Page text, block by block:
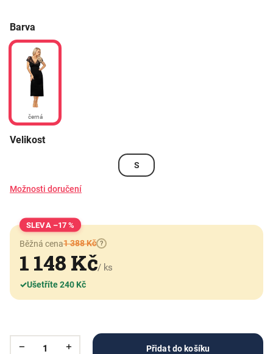
Barva
černá
Velikost
S
Možnosti doručení
–17 %
Běžná cena1 388 Kč ?
1 148 Kč/ ks
✓Ušetříte 240 Kč
Přidat do košíku